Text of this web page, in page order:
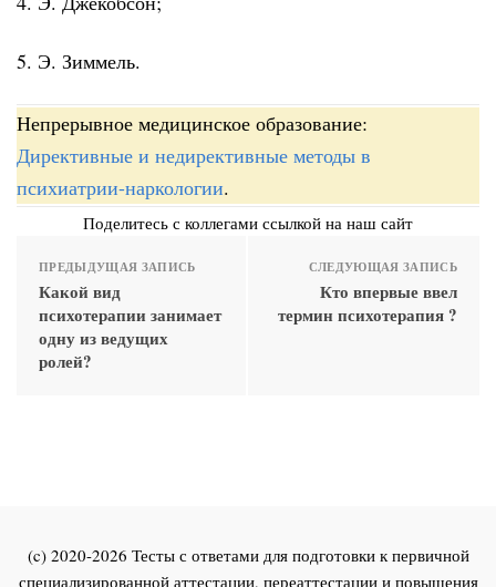
5. Э. Зиммель.
Непрерывное медицинское образование:
Директивные и недирективные методы в
психиатрии-наркологии.
Поделитесь с коллегами ссылкой на наш сайт
ПРЕДЫДУЩАЯ ЗАПИСЬ
Какой вид
психотерапии занимает
одну из ведущих
ролей?
СЛЕДУЮЩАЯ ЗАПИСЬ
Кто впервые ввел
термин психотерапия ?
(c) 2020-2026 Тесты с ответами для подготовки к первичной
специализированной аттестации, переаттестации и повышения